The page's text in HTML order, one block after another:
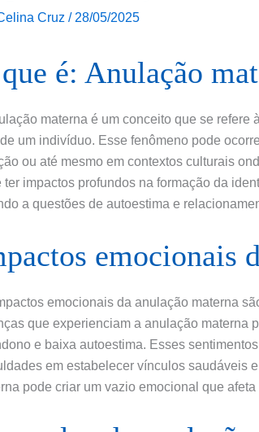
Cruz / 28/05/2025
é: Anulação
materna é um conceito que se
um indivíduo. Esse fenômeno pode
ou até mesmo em contextos culturais
ter impactos profundos na formação da
a questões de autoestima e
emocionais
emocionais da anulação materna
que experienciam a anulação materna
e baixa autoestima. Esses
em estabelecer vínculos saudáveis
pode criar um vazio emocional que